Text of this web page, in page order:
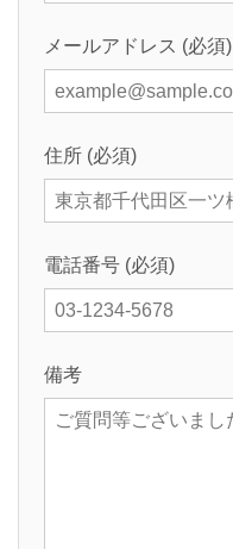
メールアドレス (必須)
住所 (必須)
電話番号 (必須)
備考